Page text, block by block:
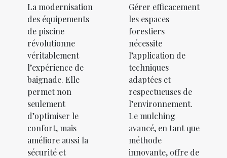
La modernisation
des équipements
de piscine
révolutionne
véritablement
l’expérience de
baignade. Elle
permet non
seulement
d’optimiser le
confort, mais
améliore aussi la
sécurité et
Gérer efficacement
les espaces
forestiers
nécessite
l’application de
techniques
adaptées et
respectueuses de
l’environnement.
Le mulching
avancé, en tant que
méthode
innovante, offre de